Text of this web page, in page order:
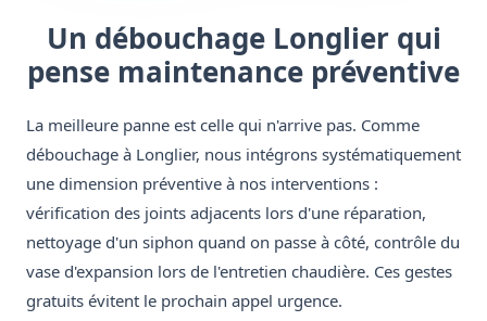
Un débouchage Longlier qui
pense maintenance préventive
La meilleure panne est celle qui n'arrive pas. Comme
débouchage à Longlier, nous intégrons systématiquement
une dimension préventive à nos interventions :
vérification des joints adjacents lors d'une réparation,
nettoyage d'un siphon quand on passe à côté, contrôle du
vase d'expansion lors de l'entretien chaudière. Ces gestes
gratuits évitent le prochain appel urgence.